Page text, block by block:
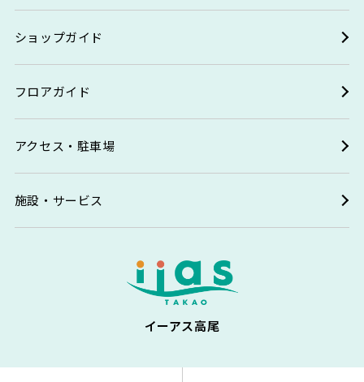
ショップガイド
フロアガイド
アクセス・駐車場
施設・サービス
イーアス高尾